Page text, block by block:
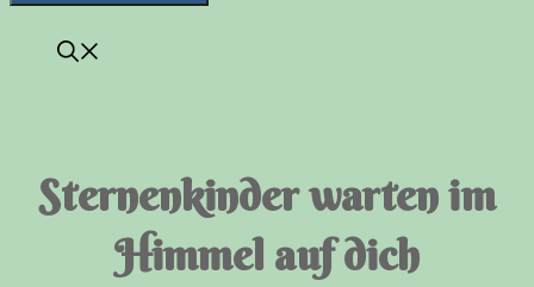
Sternenkinder warten im
Himmel auf dich